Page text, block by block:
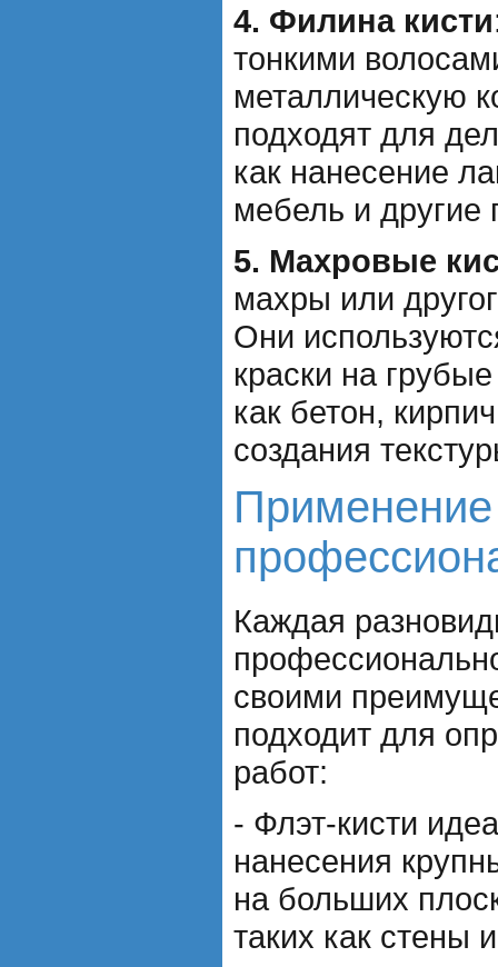
4. Филина кисти
тонкими
металлическую
подходят для
как нанесение
мебель и другие
5. Махровые
махры или
Они
краски на
как бетон,
создания
Применение
Каждая
своими
подходит для
работ:
- Флэт-кисти
нанесения
на больших
таких как стены